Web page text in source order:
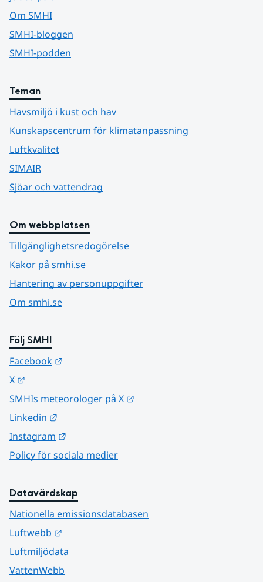
Om SMHI
SMHI-bloggen
SMHI-podden
Teman
Havsmiljö i kust och hav
Kunskapscentrum för klimatanpassning
Luftkvalitet
SIMAIR
Sjöar och vattendrag
Om webbplatsen
Tillgänglighetsredogörelse
Kakor på smhi.se
Hantering av personuppgifter
Om smhi.se
Följ SMHI
Facebook
X
SMHIs meteorologer på X
Linkedin
Instagram
Policy för sociala medier
Datavärdskap
Nationella emissionsdatabasen
Luftwebb
Luftmiljödata
VattenWebb